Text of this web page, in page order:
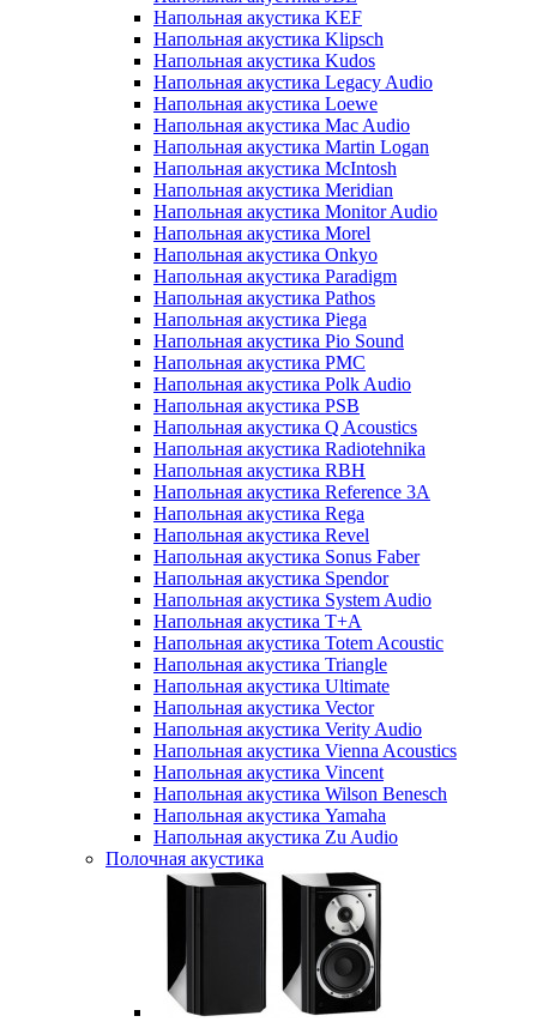
Напольная акустика KEF
Напольная акустика Klipsch
Напольная акустика Kudos
Напольная акустика Legacy Audio
Напольная акустика Loewe
Напольная акустика Mac Audio
Напольная акустика Martin Logan
Напольная акустика McIntosh
Напольная акустика Meridian
Напольная акустика Monitor Audio
Напольная акустика Morel
Напольная акустика Onkyo
Напольная акустика Paradigm
Напольная акустика Pathos
Напольная акустика Piega
Напольная акустика Pio Sound
Напольная акустика PMC
Напольная акустика Polk Audio
Напольная акустика PSB
Напольная акустика Q Acoustics
Напольная акустика Radiotehnika
Напольная акустика RBH
Напольная акустика Reference 3A
Напольная акустика Rega
Напольная акустика Revel
Напольная акустика Sonus Faber
Напольная акустика Spendor
Напольная акустика System Audio
Напольная акустика T+A
Напольная акустика Totem Acoustic
Напольная акустика Triangle
Напольная акустика Ultimate
Напольная акустика Vector
Напольная акустика Verity Audio
Напольная акустика Vienna Acoustics
Напольная акустика Vincent
Напольная акустика Wilson Benesch
Напольная акустика Yamaha
Напольная акустика Zu Audio
Полочная акустика